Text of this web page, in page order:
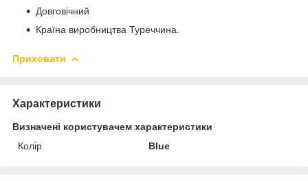
Довговічний
Країна виробництва Туреччина.
Приховати
Характеристики
Визначені користувачем характеристики
Колір
Blue